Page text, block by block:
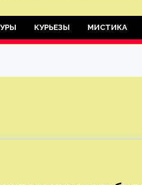
КУРЬЕЗЫ МИСТИКА